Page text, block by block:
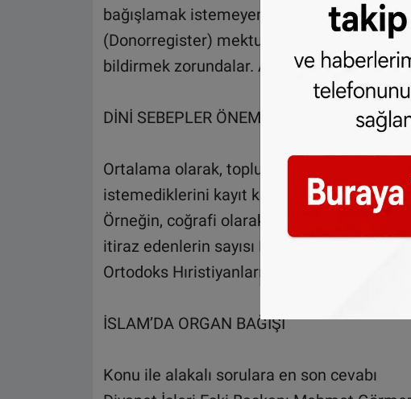
bağışlamak istemeyenler, itirazlarını ilgili
(Donorregister) mektupla ya da BURAYA
bildirmek zorundalar. Aksi takdirde yasaya
DİNİ SEBEPLER ÖNEMLİ ETKEN
Ortalama olarak, toplumdaki belirli
istemediklerini kayıt kurumlarına daha
Örneğin, coğrafi olarak, Hıristiyanların
itiraz edenlerin sayısı Hollanda'nın diğer
Ortodoks Hıristiyanları.
İSLAM’DA ORGAN BAĞIŞI
Konu ile alakalı sorulara en son cevabı